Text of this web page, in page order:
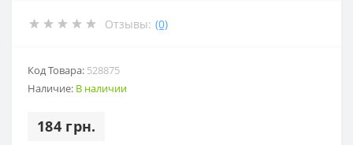
Отзывы: (0)
Код Товара: 528875
Наличие: В наличии
184 грн.